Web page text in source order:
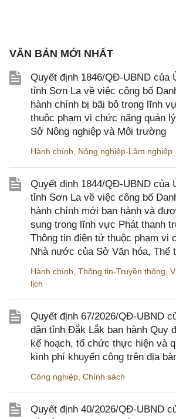
VĂN BẢN MỚI NHẤT
Quyết định 1846/QĐ-UBND của
tỉnh Sơn La về việc công bố
hành chính bị bãi bỏ trong lĩnh
thuộc phạm vi chức năng quản
Sở Nông nghiệp và Môi trường
Hành chính Nông nghiệp-Lâm nghiệp
Quyết định 1844/QĐ-UBND của
tỉnh Sơn La về việc công bố
hành chính mới ban hành và
sung trong lĩnh vực Phát thanh
Thông tin điện tử thuộc phạm vi
Nhà nước của Sở Văn hóa, Thể
Hành chính Thông tin-Truyền thông
lịch
Quyết định 67/2026/QĐ-UBND
dân tỉnh Đắk Lắk ban hành Quy
kế hoạch, tổ chức thực hiện và
kinh phí khuyến công trên địa
Công nghiệp Chính sách
Quyết định 40/2026/QĐ-UBND